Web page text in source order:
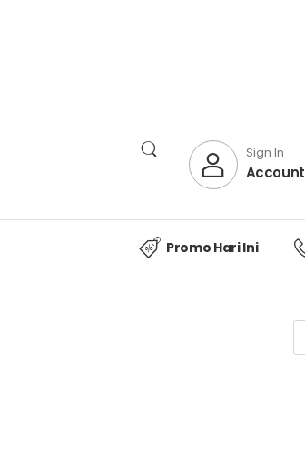
Sign In
Account
Promo Hari Ini